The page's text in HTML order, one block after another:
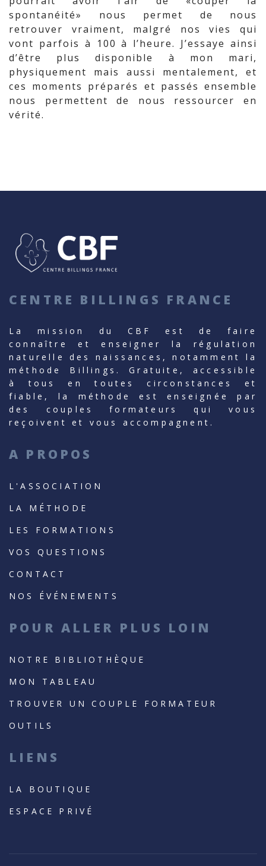
spontanéité» nous permet de nous
retrouver vraiment, malgré nos vies qui
vont parfois à 100 à l’heure. J’essaye ainsi
d’être plus disponible à mon mari,
physiquement mais aussi mentalement, et
ces moments préparés et passés ensemble
nous permettent de nous ressourcer en
vérité.
CENTRE BILLINGS FRANCE
La mission du CBF est de faire
connaître et enseigner la régulation
naturelle des naissances, notamment la
méthode Billings. Gratuite, accessible
à tous en toutes circonstances et
fiable, la méthode est enseignée par
des couples formateurs qui vous
reçoivent et vous accompagnent.
A PROPOS
L'ASSOCIATION
LA MÉTHODE
LES FORMATIONS
VOS QUESTIONS
CONTACT
NOS ÉVÉNEMENTS
POUR ALLER PLUS LOIN
NOTRE BIBLIOTHÈQUE
MON TABLEAU
TROUVER UN COUPLE FORMATEUR
OUTILS
LIENS
LA BOUTIQUE
ESPACE PRIVÉ